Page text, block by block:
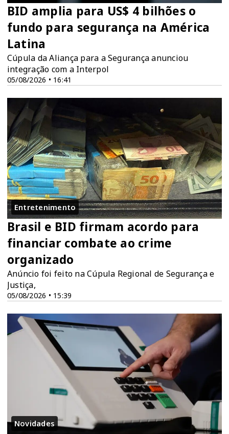
05/08/2026 • 16:41
BID amplia para US$ 4 bilhões o
fundo para segurança na América
Latina
Cúpula da Aliança para a Segurança anunciou
integração com a Interpol
Entretenimento
05/08/2026 • 15:39
Brasil e BID firmam acordo para
financiar combate ao crime
organizado
Anúncio foi feito na Cúpula Regional de Segurança e
Justiça,
Novidades